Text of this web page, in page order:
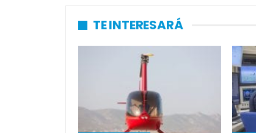
TE INTERESARÁ